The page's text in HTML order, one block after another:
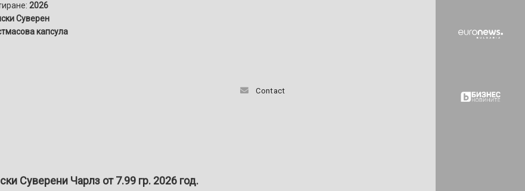
2026
Суверен
капсула
Contact
Суверени Чарлз от 7.99 гр. 2026 год.